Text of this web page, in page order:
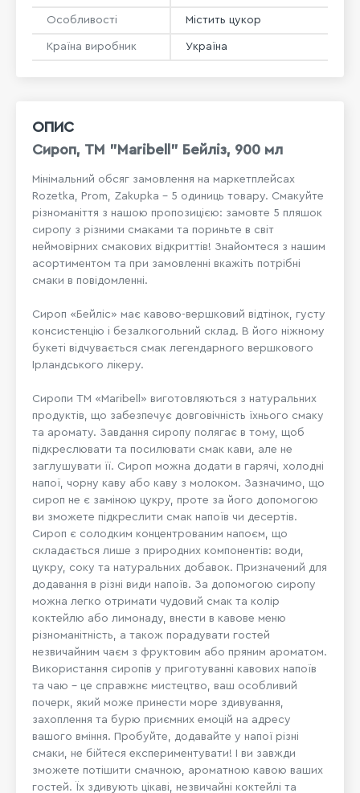
ОПИС
Сироп, ТМ "Maribell" Бейліз, 900 мл
Мінімальний обсяг замовлення на маркетплейсах
Rozetka, Prom, Zakupka - 5 одиниць товару. Смакуйте
різноманіття з нашою пропозицією: замовте 5 пляшок
сиропу з різними смаками та пориньте в світ
неймовірних смакових відкриттів! Знайомтеся з нашим
асортиментом та при замовленні вкажіть потрібні
смаки в повідомленні.
Сироп «Бейліс» має кавово-вершковий відтінок, густу
консистенцію і безалкогольний склад. В його ніжному
букеті відчувається смак легендарного вершкового
Ірландського лікеру.
Сиропи ТМ «Maribell» виготовляються з натуральних
продуктів, що забезпечує довговічність їхнього смаку
та аромату. Завдання сиропу полягає в тому, щоб
підкреслювати та посилювати смак кави, але не
заглушувати її. Сироп можна додати в гарячі, холодні
напої, чорну каву або каву з молоком. Зазначимо, що
сироп не є заміною цукру, проте за його допомогою
ви зможете підкреслити смак напоїв чи десертів.
Сироп є солодким концентрованим напоєм, що
складається лише з природних компонентів: води,
цукру, соку та натуральних добавок. Призначений для
додавання в різні види напоїв. За допомогою сиропу
можна легко отримати чудовий смак та колір
коктейлю або лимонаду, внести в кавове меню
різноманітність, а також порадувати гостей
незвичайним чаєм з фруктовим або пряним ароматом.
Використання сиропів у приготуванні кавових напоїв
та чаю – це справжнє мистецтво, ваш особливий
почерк, який може принести море здивування,
захоплення та бурю приємних емоцій на адресу
вашого вміння. Пробуйте, додавайте у напої різні
смаки, не бійтеся експериментувати! І ви завжди
зможете потішити смачною, ароматною кавою ваших
гостей. Їх здивують цікаві, незвичайні коктейлі та
Особливості Містить цукор
Країна виробник Україна